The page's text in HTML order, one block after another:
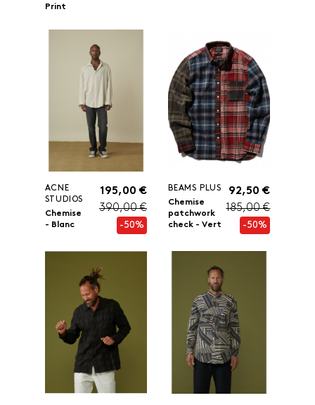
Print
ACNE
STUDIOS
Chemise
- Blanc
195,00 €
390,00 €
-50%
BEAMS PLUS
Chemise
patchwork
check - Vert
92,50 €
185,00 €
-50%